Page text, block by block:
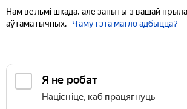
Нам вельмі шкада, але запыты з вашай
аўтаматычных.
Чаму гэта магло адбыцца?
Я не робат
Націсніце, каб працягнуць